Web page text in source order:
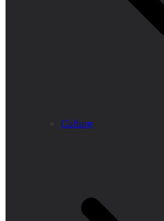
Culture